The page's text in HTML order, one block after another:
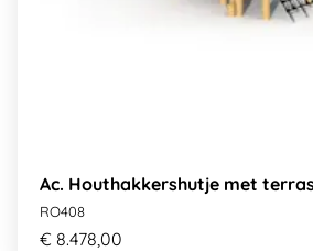
Ac. Houthakkershutje met
RO408
€ 8.478,00